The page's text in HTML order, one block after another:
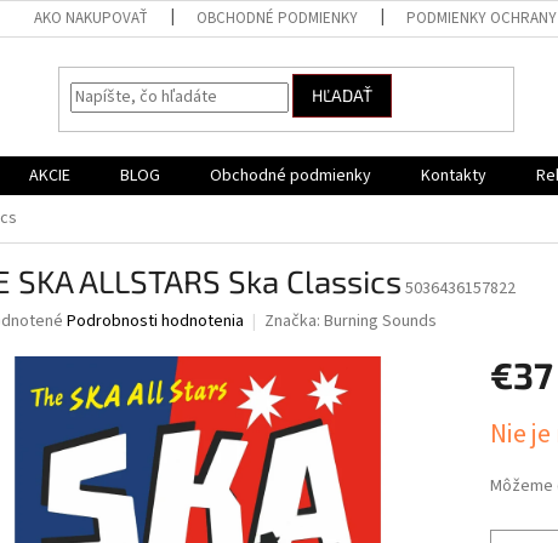
AKO NAKUPOVAŤ OBCHODNÉ PODMIENKY PODMIENKY OCHRANY
HĽADAŤ
AKCIE BLOG Obchodné podmienky Kontakty
SKA ALLSTARS Ska Classics 5036436157822
Podrobnosti hodnotenia Značka: Burning Sounds
€37
cena:
Nie